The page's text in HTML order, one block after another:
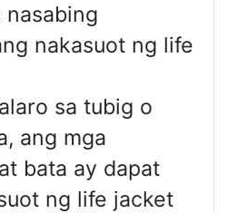
nasabing
nakasuot ng life
sa tubig o
ang mga
bata ay dapat
ng life jacket